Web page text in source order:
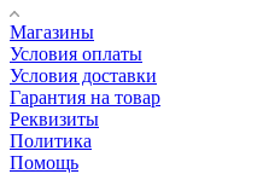
Магазины
Условия оплаты
Условия доставки
Гарантия на товар
Реквизиты
Политика
Помощь